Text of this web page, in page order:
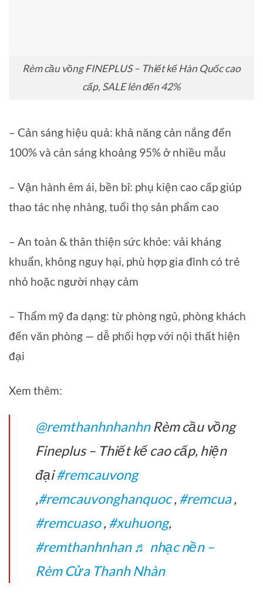
Rèm cầu vồng FINEPLUS – Thiết kế Hàn Quốc cao
cấp, SALE lên đến 42%
– Cản sáng hiệu quả: khả năng cản nắng đến
100% và cản sáng khoảng 95% ở nhiều mẫu
– Vận hành êm ái, bền bỉ: phụ kiện cao cấp giúp
thao tác nhẹ nhàng, tuổi thọ sản phẩm cao
– An toàn & thân thiện sức khỏe: vải kháng
khuẩn, không nguy hại, phù hợp gia đình có trẻ
nhỏ hoặc người nhạy cảm
– Thẩm mỹ đa dạng: từ phòng ngủ, phòng khách
đến văn phòng — dễ phối hợp với nội thất hiện
đại
Xem thêm:
@remthanhnhanhnRèm cầu vồng
Fineplus – Thiết kế cao cấp, hiện
đại#remcauvong
,#remcauvonghanquoc, #remcua,
#remcuaso, #xuhuong,
#remthanhnhan ♬ nhạc nền –
Rèm Cửa Thanh Nhàn